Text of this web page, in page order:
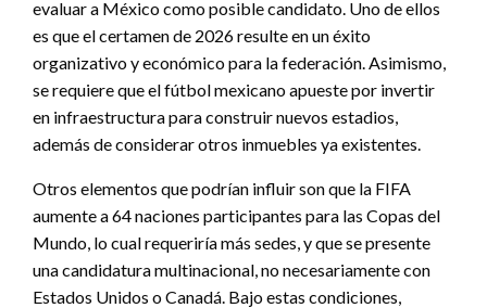
evaluar a México como posible candidato. Uno de ellos
es que el certamen de 2026 resulte en un éxito
organizativo y económico para la federación. Asimismo,
se requiere que el fútbol mexicano apueste por invertir
en infraestructura para construir nuevos estadios,
además de considerar otros inmuebles ya existentes.
Otros elementos que podrían influir son que la FIFA
aumente a 64 naciones participantes para las Copas del
Mundo, lo cual requeriría más sedes, y que se presente
una candidatura multinacional, no necesariamente con
Estados Unidos o Canadá. Bajo estas condiciones,